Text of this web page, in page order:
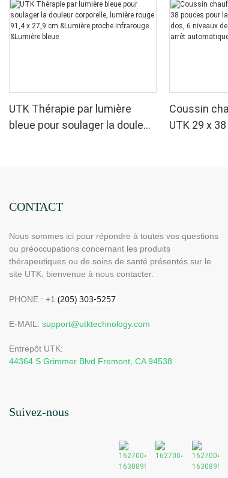
UTK Thérapie par lumière
bleue pour soulager la douleur
Coussin
UTK 29 x
CONTACT
Nous sommes ici pour répondre à toutes vos questions
ou préoccupations concernant les produits
thérapeutiques ou de soins de santé présentés sur le
site UTK, bienvenue à nous contacter.
PHONE : +1
E-MAIL: support@utktechnology.com
Entrepôt UTK:
44364 S Grimmer Blvd Fremont, CA 94538
Suivez-nous